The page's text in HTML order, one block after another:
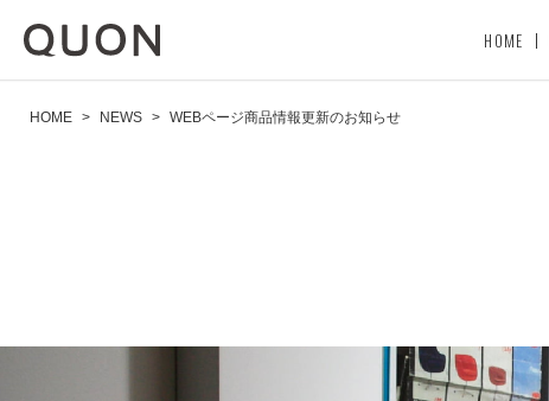
HOME
HOME > NEWS > WEBページ商品情報更新のお知らせ